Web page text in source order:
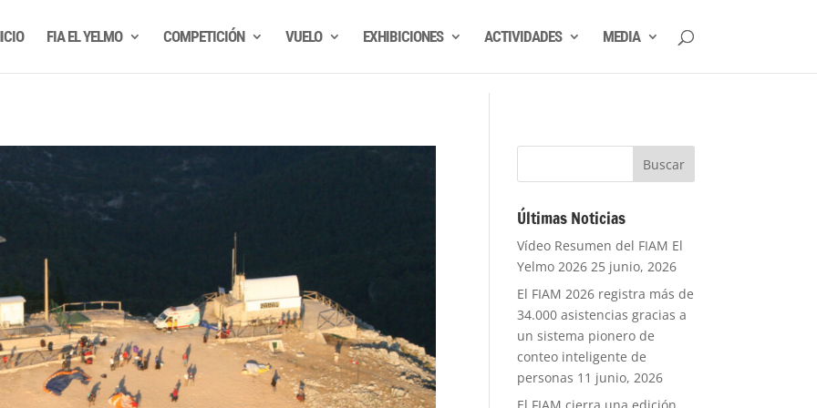
FIA EL YELMO COMPETICIÓN VUELO EXHIBICIONES ACTIVIDADES MEDIA
Últimas Noticias
Vídeo Resumen del FIAM El
Yelmo 2026 25 junio, 2026
El FIAM 2026 registra más de
34.000 asistencias gracias a
un sistema pionero de
conteo inteligente de
personas 11 junio, 2026